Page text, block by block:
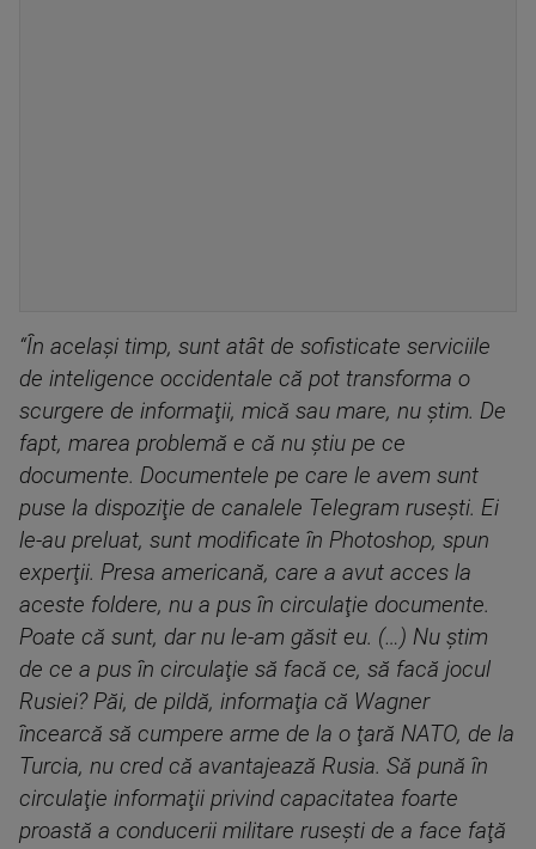
“În acelaşi timp, sunt atât de sofisticate serviciile
de inteligence occidentale că pot transforma o
scurgere de informaţii, mică sau mare, nu ştim. De
fapt, marea problemă e că nu ştiu pe ce
documente. Documentele pe care le avem sunt
puse la dispoziţie de canalele Telegram ruseşti. Ei
le-au preluat, sunt modificate în Photoshop, spun
experţii. Presa americană, care a avut acces la
aceste foldere, nu a pus în circulaţie documente.
Poate că sunt, dar nu le-am găsit eu. (…) Nu ştim
de ce a pus în circulaţie să facă ce, să facă jocul
Rusiei? Păi, de pildă, informaţia că Wagner
încearcă să cumpere arme de la o ţară NATO, de la
Turcia, nu cred că avantajează Rusia. Să pună în
circulaţie informaţii privind capacitatea foarte
proastă a conducerii militare ruseşti de a face faţă